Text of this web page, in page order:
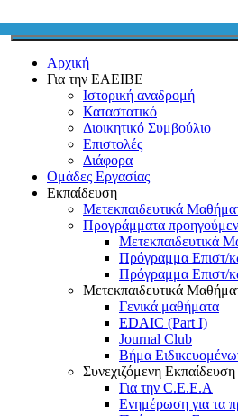
Αρχική
Για την ΕΑΕΙΒΕ
Ιστορική αναδρομή
Καταστατικό
Διοικητικό Συμβούλιο
Επιστολές
Διάφορα
Ομάδες Εργασίας
Εκπαίδευση
Μετεκπαιδευτικά
Προγράμματα
Μετεκπαιδευτικά
Πρόγραμμα Επιστ/
Πρόγραμμα Επιστ/
Μετεκπαιδευτικά
Γενικά μαθήματα
EDAIC (Part I)
Journal Club
Βήμα
Συνεχιζόμενη
Για την C.E.E.A
Ενημέρωση για τα